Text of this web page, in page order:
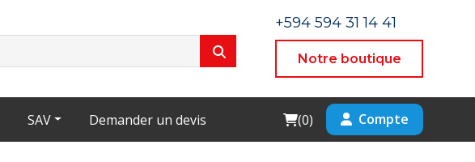
+594 594 31 14 41
Notre boutique
SAV Demander un devis Cart
(0) Compte